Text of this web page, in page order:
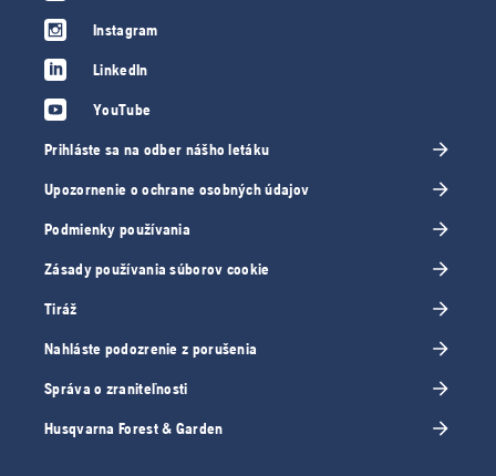
Instagram
LinkedIn
YouTube
Prihláste sa na odber nášho letáku
Upozornenie o ochrane osobných údajov
Podmienky používania
Zásady používania súborov cookie
Tiráž
Nahláste podozrenie z porušenia
Správa o zraniteľnosti
Husqvarna Forest & Garden